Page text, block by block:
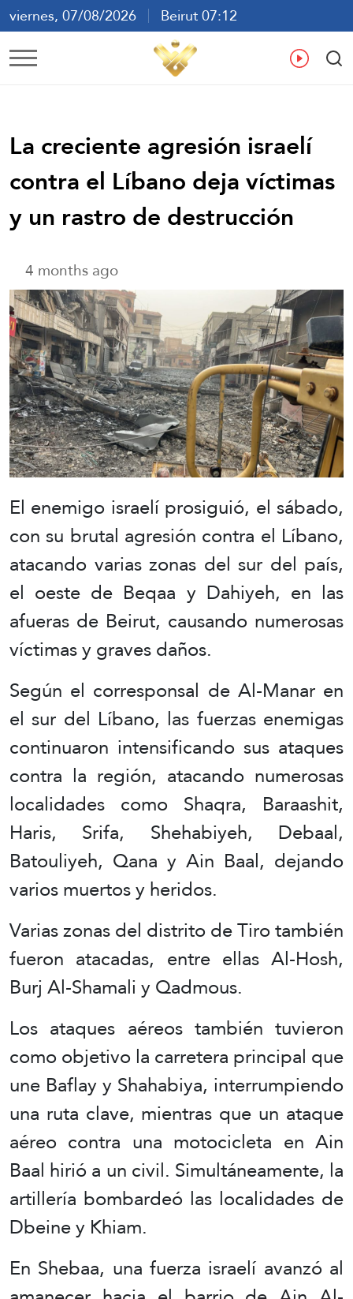
viernes, 07/08/2026
Beirut 07:12
ع En
La creciente agresión israelí
contra el Líbano deja víctimas
y un rastro de destrucción
4 months ago
El enemigo israelí prosiguió, el sábado,
con su brutal agresión contra el Líbano,
atacando varias zonas del sur del país,
el oeste de Beqaa y Dahiyeh, en las
afueras de Beirut, causando numerosas
víctimas y graves daños.
Según el corresponsal de Al-Manar en
el sur del Líbano, las fuerzas enemigas
continuaron intensificando sus ataques
contra la región, atacando numerosas
localidades como Shaqra, Baraashit,
Haris, Srifa, Shehabiyeh, Debaal,
Batouliyeh, Qana y Ain Baal, dejando
varios muertos y heridos.
Varias zonas del distrito de Tiro también
fueron atacadas, entre ellas Al-Hosh,
Burj Al-Shamali y Qadmous.
Los ataques aéreos también tuvieron
como objetivo la carretera principal que
une Baflay y Shahabiya, interrumpiendo
una ruta clave, mientras que un ataque
aéreo contra una motocicleta en Ain
Baal hirió a un civil. Simultáneamente, la
artillería bombardeó las localidades de
Dbeine y Khiam.
En Shebaa, una fuerza israelí avanzó al